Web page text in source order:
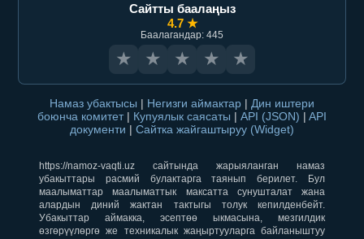
Сайтты баалаңыз
4.7 ★
Баалагандар: 445
★ ★ ★ ★ ★
Намаз убактысы | Негизги аймактар | Дин иштери
боюнча комитет | Купуялык саясаты | API (JSON) | API
документи | Сайтка жайгаштыруу (Widget)
https://namoz-vaqti.uz сайтында жарыяланган намаз
убакыттары расмий булактарга таянып берилет. Бул
маалыматтар маалыматтык максатта сунушталат жана
алардын диний жактан тактыгы толук кепилденбейт.
Убакыттар аймакка, эсептөө ыкмасына, мезгилдик
өзгөрүүлөргө же техникалык жаңыртууларга байланыштуу